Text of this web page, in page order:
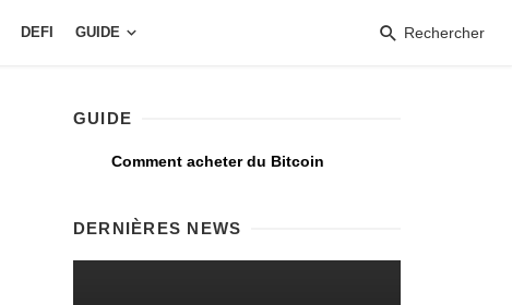
DEFI GUIDE Rechercher
GUIDE
Comment acheter du Bitcoin
DERNIÈRES NEWS